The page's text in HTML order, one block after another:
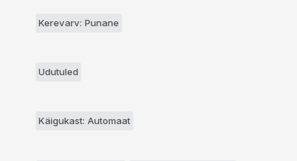
Kerevarv: Punane
Udutuled
Käigukast: Automaat